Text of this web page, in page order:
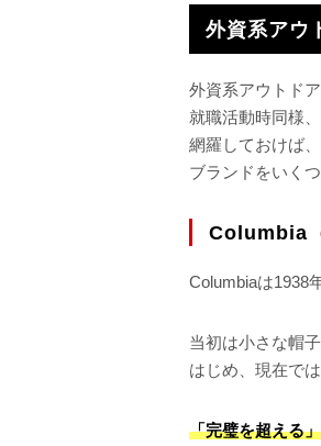
外資系アウ
外資系アウトド
就職活動時同様
網羅しておけば
ブランドをいく
Columbia
Columbiaは1938
当初は小さな帽
はじめ、現在で
「完璧を超える